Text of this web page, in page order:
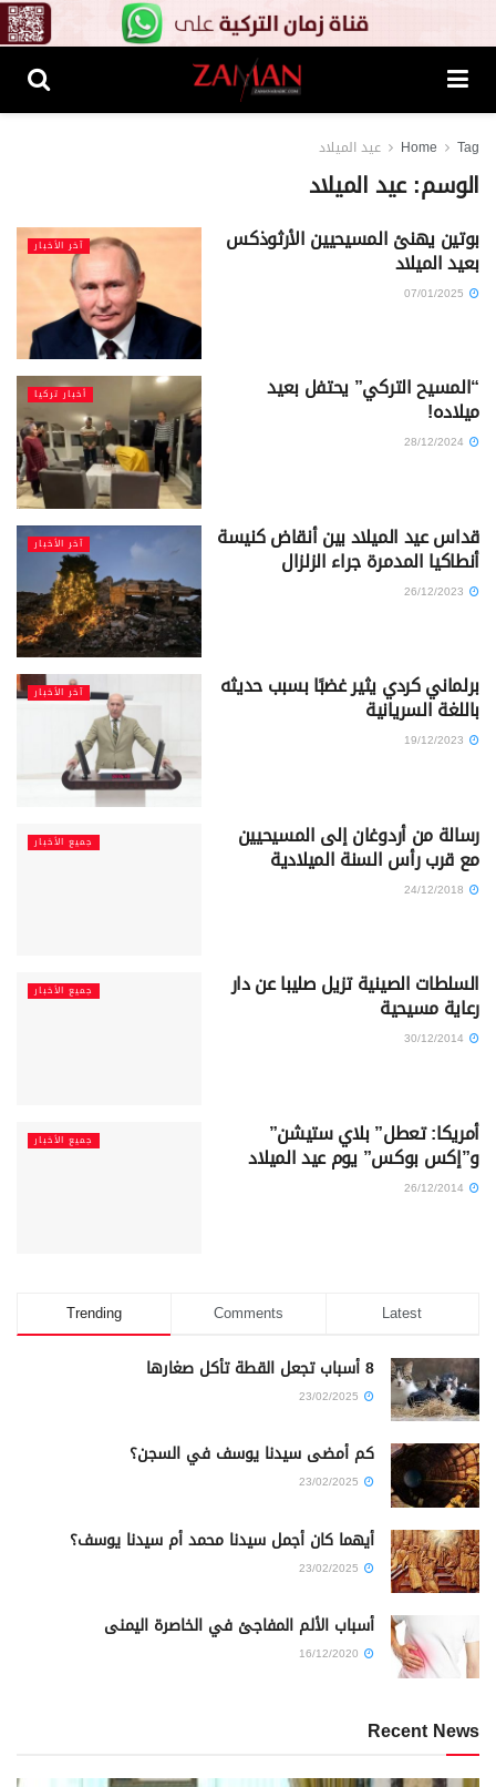
Home Tag عيد الميلاد
الوسم:عيد الميلاد
آخر الأخبار بوتين يهنئ المسيحيين الأرثوذكس
بعيد الميلاد
أخبار تركيا “المسيح التركي” يحتفل بعيد
ميلاده!
آخر الأخبار قداس عيد الميلاد بين أنقاض كنيسة
أنطاكيا المدمرة جراء الزلزال
آخر الأخبار برلماني كردي يثير غضبًا بسبب حديثه
باللغة السريانية
جميع الأخبار رسالة من أردوغان إلى المسيحيين
مع قرب رأس السنة الميلادية
جميع الأخبار السلطات الصينية تزيل صليبا عن دار
رعاية مسيحية
جميع الأخبار أمريكا: تعطل” بلاي ستيشن”
و”إكس بوكس” يوم عيد الميلاد
Trending Comments Latest
8 أسباب تجعل القطة تأكل صغارها
كم أمضى سيدنا يوسف في السجن؟
أيهما كان أجمل سيدنا محمد أم سيدنا يوسف؟
أسباب الألم المفاجئ في الخاصرة اليمنى
Recent News